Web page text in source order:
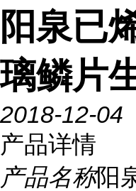
阳泉已
璃鳞片
2018-12-04
产品详情
产品名称阳